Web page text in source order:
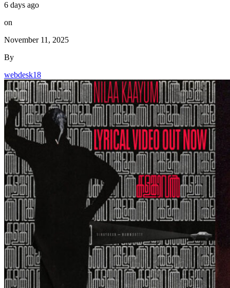
6 days ago
on
November 11, 2025
By
webdesk18